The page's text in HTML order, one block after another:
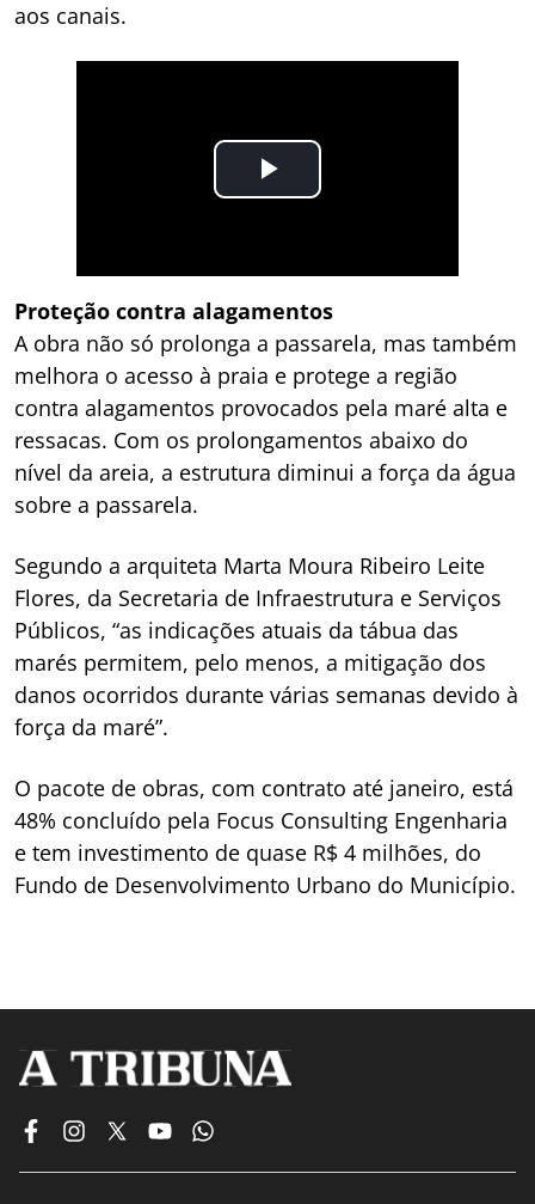
aos canais.
Proteção contra alagamentos
A obra não só prolonga a passarela, mas também
melhora o acesso à praia e protege a região
contra alagamentos provocados pela maré alta e
ressacas. Com os prolongamentos abaixo do
nível da areia, a estrutura diminui a força da água
sobre a passarela.
Segundo a arquiteta Marta Moura Ribeiro Leite
Flores, da Secretaria de Infraestrutura e Serviços
Públicos, “as indicações atuais da tábua das
marés permitem, pelo menos, a mitigação dos
danos ocorridos durante várias semanas devido à
força da maré”.
O pacote de obras, com contrato até janeiro, está
48% concluído pela Focus Consulting Engenharia
e tem investimento de quase R$ 4 milhões, do
Fundo de Desenvolvimento Urbano do Município.